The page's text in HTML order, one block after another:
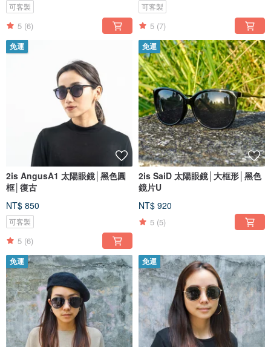
可客製
5 (6)
可客製
5 (7)
免運
2is AngusA1 太陽眼鏡│黑色圓
框│復古
NT$ 850
可客製
5 (6)
免運
2is SaiD 太陽眼鏡│大框形│黑色
鏡片U
NT$ 920
5 (5)
免運 免運